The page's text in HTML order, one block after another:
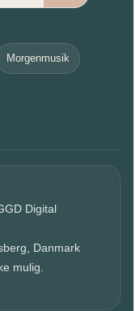
Morgenmusik
Digital
Danmark
mulig.